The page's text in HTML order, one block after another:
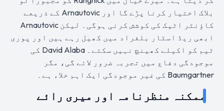
بلاک اختیار کرنا پڑے گا اور Arnautovic کے ذریعے
کاؤنٹر اٹیک کی کوشش کرنی ہوگی۔ لیکن Arnautovic
ابھی ریڈ اسٹار بلغراد میں کھیل رہے ہیں اور پوری
ٹیم کو اکیلے کھینچ نہیں سکتے۔ David Alaba کی
موجودگی دفاع میں تجربہ ضرور لائے گی، مگر
Baumgartner کی غیر موجودگی ایک اہم خلاء ہے۔
ممکنہ منظرنامہ اور میری رائے